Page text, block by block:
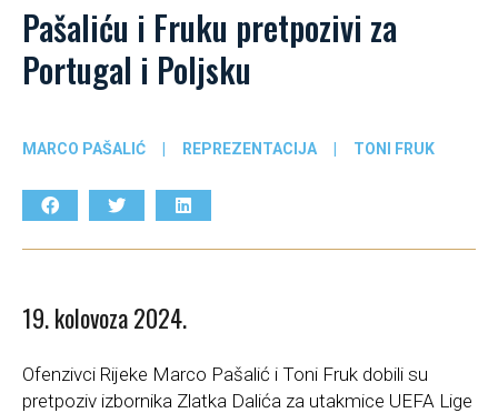
Pašaliću i Fruku pretpozivi za
Portugal i Poljsku
MARCO PAŠALIĆ | REPREZENTACIJA | TONI FRUK
19. kolovoza 2024.
Ofenzivci Rijeke Marco Pašalić i Toni Fruk dobili su
pretpoziv izbornika Zlatka Dalića za utakmice UEFA Lige